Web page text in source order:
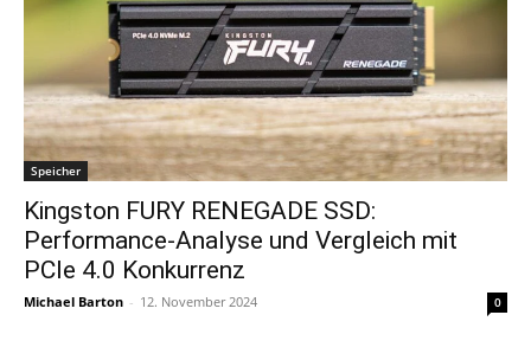
Speicher
Kingston FURY RENEGADE SSD:
Performance-Analyse und Vergleich mit
PCIe 4.0 Konkurrenz
Michael Barton - 12. November 2024 0